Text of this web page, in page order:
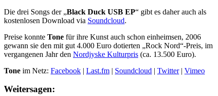
Die drei Songs der „Black Duck USB EP“ gibt es daher auch als
kostenlosen Download via Soundcloud.
Preise konnte Tone für ihre Kunst auch schon einheimsen, 2006
gewann sie den mit gut 4.000 Euro dotierten „Rock Nord“-Preis, im
vergangenen Jahr den Nordjyske Kulturpris (ca. 13.500 Euro).
Tone im Netz: Facebook | Last.fm | Soundcloud | Twitter| Vimeo
Weitersagen: